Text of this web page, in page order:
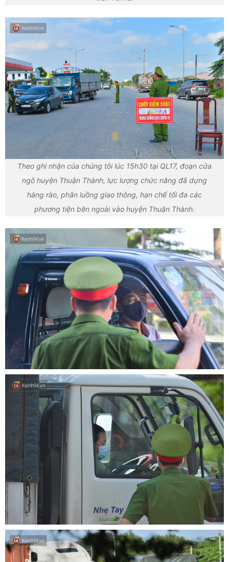
Theo ghi nhận của chúng tôi lúc 15h30 tại QL17, đoạn cửa
ngõ huyện Thuận Thành, lực lượng chức năng đã dựng
hàng rào, phân luồng giao thông, hạn chế tối đa các
phương tiện bên ngoài vào huyện Thuận Thành.